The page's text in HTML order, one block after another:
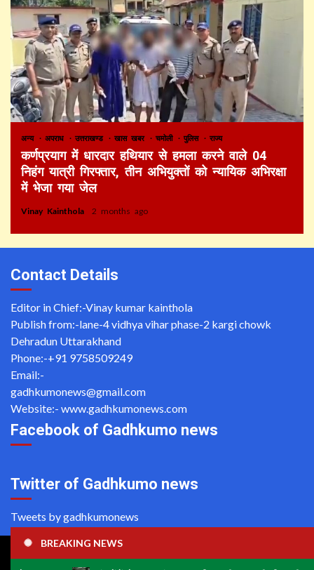
अन्य अपराध उत्तराखण्ड खास खबर चमोली पुलिस राज्य
कर्णप्रयाग में धारदार हथियार से हमला करने वाले 04
निहंग यात्री गिरफ्तार, तीन अभियुक्तों को न्यायिक अभिरक्षा
में भेजा गया जेल
Vinay Kainthola 2 months ago
Contact Details
Editor in Chief:-Vinay kumar kainthola
Publish from:-lane-4 vidhya vihar phase-2 kargi chowk
Dehradun Uttarakhand
Phone:-+91 9758509249
Email:-
gadhkumonews@gmail.com
Website:- www.gadhkumonews.com
Facebook of Gadhkumo news
Twitter of Gadhkumo news
Tweets by gadhkumonews
Copyright ©2020 All rights reserved | For Website Designing
and Development call Us: -8920664806
BREAKING NEWS